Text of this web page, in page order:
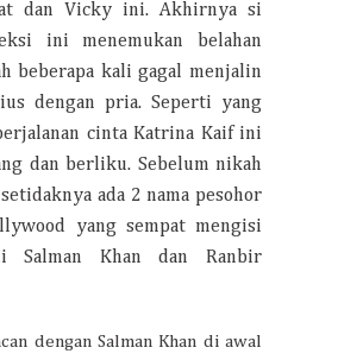
dan Vicky ini. Akhirnya si
ini menemukan belahan
beberapa kali gagal menjalin
dengan pria. Seperti yang
cinta Katrina Kaif ini
dan berliku. Sebelum nikah
ada 2 nama pesohor
yang sempat mengisi
Salman Khan dan Ranbir
dengan Salman Khan di awal